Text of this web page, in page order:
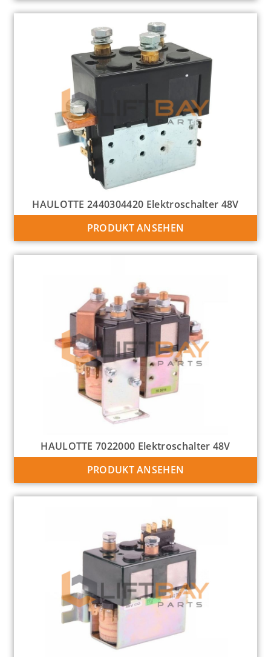
HAULOTTE 2440304420 Elektroschalter 48V
PRODUKT ANSEHEN
HAULOTTE 7022000 Elektroschalter 48V
PRODUKT ANSEHEN